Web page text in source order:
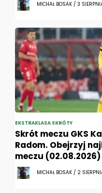
MICHAŁ BOSAK / 3
EKSTRAKLASA SKRÓTY
Skrót meczu GKS
Radom. Obejrzyj
meczu (02.08.2026)
MICHAŁ BOSAK / 2